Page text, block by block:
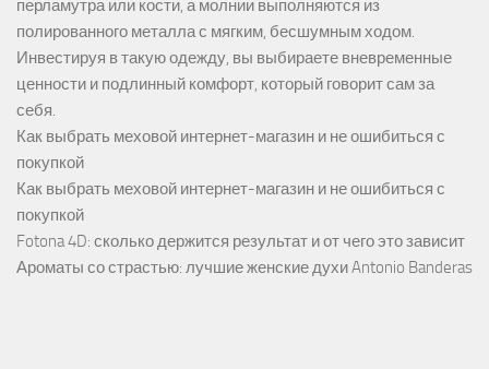
перламутра или кости, а молнии выполняются из
полированного металла с мягким, бесшумным ходом.
Инвестируя в такую одежду, вы выбираете вневременные
ценности и подлинный комфорт, который говорит сам за
себя.
Как выбрать меховой интернет-магазин и не ошибиться с
покупкой
Как выбрать меховой интернет-магазин и не ошибиться с
покупкой
Fotona 4D: сколько держится результат и от чего это зависит
Ароматы со страстью: лучшие женские духи Antonio Banderas